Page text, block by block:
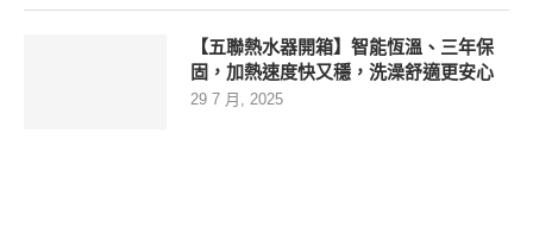
【五聯熱水器開箱】智能恆溫、三年保
固，加熱速度快又穩，洗澡舒適更安心
29 7 月, 2025